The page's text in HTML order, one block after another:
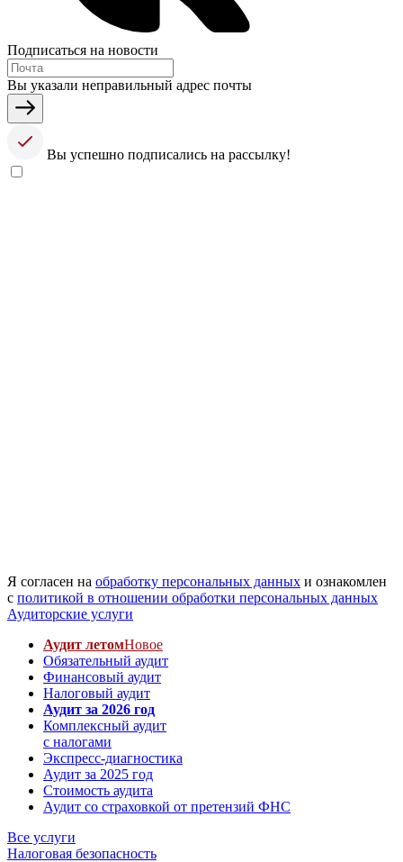
Подписаться на новости
Вы указали неправильный адрес почты
Вы успешно подписались на рассылку!
Я согласен на обработку персональных данных и ознакомлен
с политикой в отношении обработки персональных данных
Аудиторские услуги
Аудит летомНовое
Обязательный аудит
Финансовый аудит
Налоговый аудит
Аудит за 2026 год
Комплексный аудит
с налогами
Экспресс-диагностика
Аудит за 2025 год
Стоимость аудита
Аудит со страховкой от претензий ФНС
Все услуги
Налоговая безопасность